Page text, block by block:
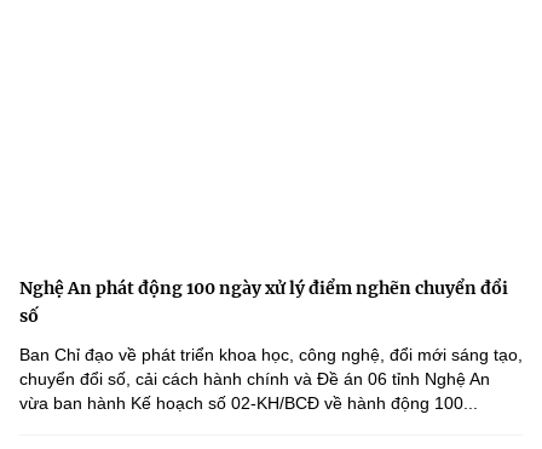
Nghệ An phát động 100 ngày xử lý điểm nghẽn chuyển đổi
số
Ban Chỉ đạo về phát triển khoa học, công nghệ, đổi mới sáng tạo,
chuyển đổi số, cải cách hành chính và Đề án 06 tỉnh Nghệ An
vừa ban hành Kế hoạch số 02-KH/BCĐ về hành động 100...